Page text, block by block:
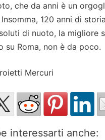
che da anni è un
120 anni di
di nuoto, la migliore
su Roma, non è da poco.
Mercuri
interessarti anche: